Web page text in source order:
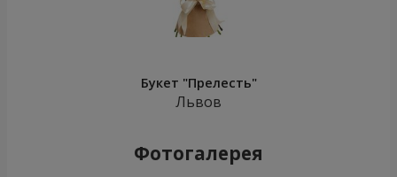
Букет "Прелесть"
Львов
Фотогалерея